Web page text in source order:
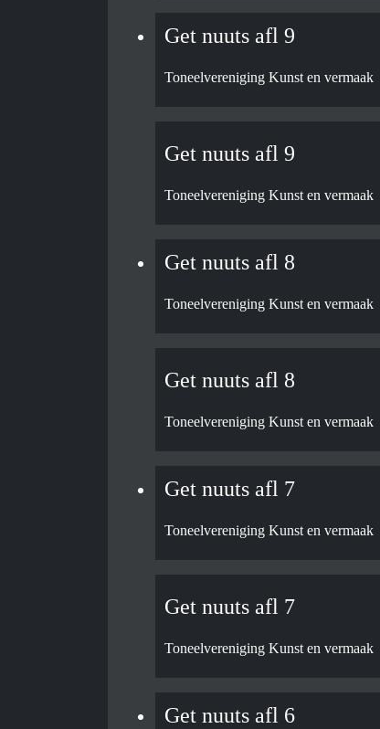
Get nuuts afl 9
Toneelvereniging Kunst en vermaak
Get nuuts afl 9
Toneelvereniging Kunst en vermaak
Get nuuts afl 8
Toneelvereniging Kunst en vermaak
Get nuuts afl 8
Toneelvereniging Kunst en vermaak
Get nuuts afl 7
Toneelvereniging Kunst en vermaak
Get nuuts afl 7
Toneelvereniging Kunst en vermaak
Get nuuts afl 6